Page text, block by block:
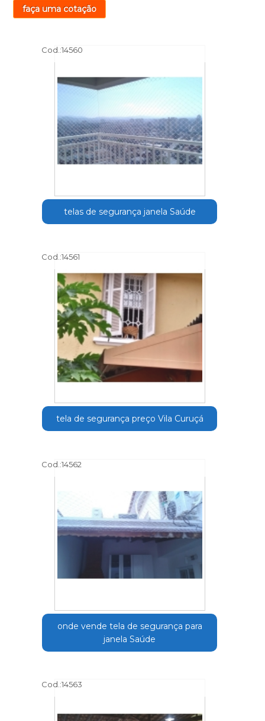
faça uma cotação
Cod.:14560
telas de segurança janela Saúde
Cod.:14561
tela de segurança preço Vila Curuçá
Cod.:14562
onde vende tela de segurança para
janela Saúde
Cod.:14563